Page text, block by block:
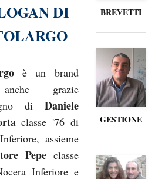
DI
è un brand
grazie
di Daniele
classe '76 di
assieme
Pepeclasse
Inferiore e
BREVETTI
GESTIONE